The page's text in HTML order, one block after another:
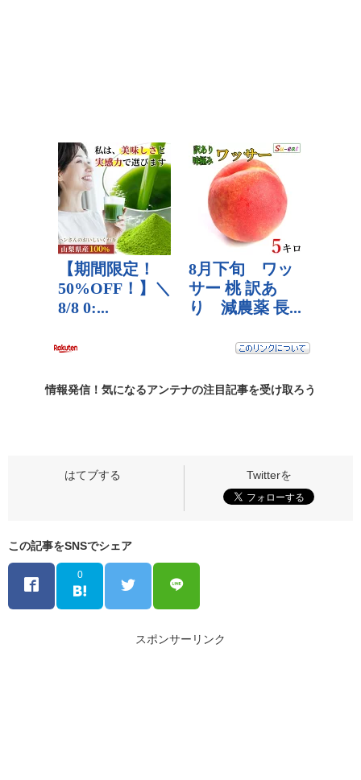
情報発信！気になるアンテナの注目記事を受け取ろう
この記事をSNSでシェア
0
スポンサーリンク